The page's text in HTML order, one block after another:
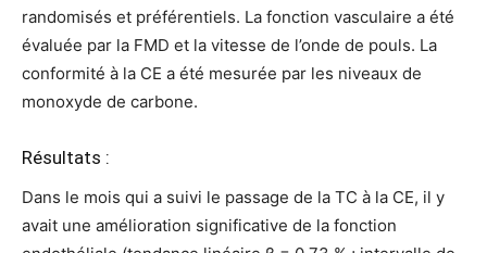
randomisés et préférentiels. La fonction vasculaire a été
évaluée par la FMD et la vitesse de l’onde de pouls. La
conformité à la CE a été mesurée par les niveaux de
monoxyde de carbone.
Résultats :
Dans le mois qui a suivi le passage de la TC à la CE, il y
avait une amélioration significative de la fonction